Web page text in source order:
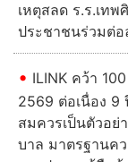
เหตุสลด ร.ร.เท
ประชาชนร่วมต่อ
ILINK คว้า
2569 ต่อเนื่อง 9
สมควรเป็นตัวอย่
บาล มาตรฐานค